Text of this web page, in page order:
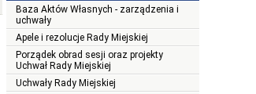
Baza Aktów Własnych - zarządzenia i
uchwały
Apele i rezolucje Rady Miejskiej
Porządek obrad sesji oraz projekty
Uchwał Rady Miejskiej
Uchwały Rady Miejskiej